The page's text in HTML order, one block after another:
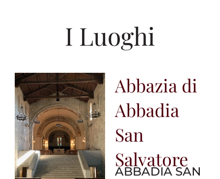
I Luoghi
Abbazia di
Abbadia
San
Salvatore
ABBADIA SAN